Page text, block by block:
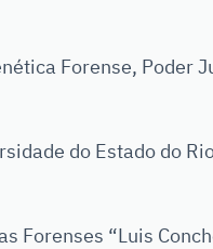
Forense, Poder
do Estado do
Forenses “Luis